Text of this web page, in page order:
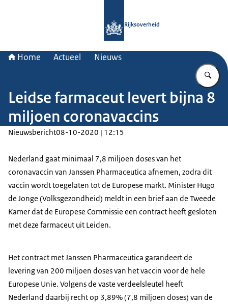
Rijksoverheid
Home Actueel Nieuws
Leidse farmaceut levert bijna 8
miljoen coronavaccins
Nieuwsbericht08-10-2020 | 12:15
Nederland gaat minimaal 7,8 miljoen doses van het
coronavaccin van Janssen Pharmaceutica afnemen, zodra dit
vaccin wordt toegelaten tot de Europese markt. Minister Hugo
de Jonge (Volksgezondheid) meldt in een brief aan de Tweede
Kamer dat de Europese Commissie een contract heeft gesloten
met deze farmaceut uit Leiden.
Het contract met Janssen Pharmaceutica garandeert de
levering van 200 miljoen doses van het vaccin voor de hele
Europese Unie. Volgens de vaste verdeelsleutel heeft
Nederland daarbij recht op 3,89% (7,8 miljoen doses) van de